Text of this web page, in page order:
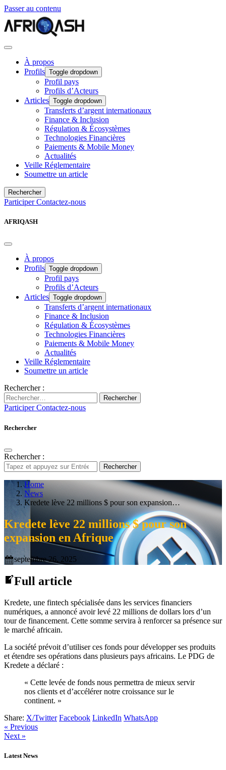
Passer au contenu
À propos
Profils Toggle dropdown
Profil pays
Profils d’Acteurs
Articles Toggle dropdown
Transferts d’argent internationaux
Finance & Inclusion
Régulation & Écosystèmes
Technologies Financières
Paiements & Mobile Money
Actualités
Veille Réglementaire
Soumettre un article
Rechercher
ParticiperContactez-nous
AFRIQASH
À propos
Profils Toggle dropdown
Profil pays
Profils d’Acteurs
Articles Toggle dropdown
Transferts d’argent internationaux
Finance & Inclusion
Régulation & Écosystèmes
Technologies Financières
Paiements & Mobile Money
Actualités
Veille Réglementaire
Soumettre un article
Rechercher :
Rechercher
ParticiperContactez-nous
Rechercher
Rechercher :
Rechercher
Home
News
Kredete lève 22 millions $ pour son expansion…
Kredete lève 22 millions $ pour son
expansion en Afrique
septembre 26, 2025
Full article
Kredete, une fintech spécialisée dans les services financiers
numériques, a annoncé avoir levé 22 millions de dollars lors d’un
tour de financement. Cette somme servira à renforcer sa présence sur
le marché africain.
La société prévoit d’utiliser ces fonds pour développer ses produits
et étendre ses opérations dans plusieurs pays africains. Le PDG de
Kredete a déclaré :
« Cette levée de fonds nous permettra de mieux servir
nos clients et d’accélérer notre croissance sur le
continent. »
Share: X/Twitter Facebook LinkedIn WhatsApp
« Previous
Next »
Latest News